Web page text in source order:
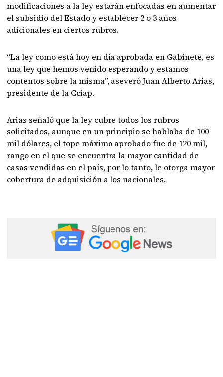
modificaciones a la ley estarán enfocadas en aumentar
el subsidio del Estado y establecer 2 o 3 años
adicionales en ciertos rubros.
“La ley como está hoy en día aprobada en Gabinete, es
una ley que hemos venido esperando y estamos
contentos sobre la misma”, aseveró Juan Alberto Arias,
presidente de la Cciap.
Arias señaló que la ley cubre todos los rubros
solicitados, aunque en un principio se hablaba de 100
mil dólares, el tope máximo aprobado fue de 120 mil,
rango en el que se encuentra la mayor cantidad de
casas vendidas en el país, por lo tanto, le otorga mayor
cobertura de adquisición a los nacionales.